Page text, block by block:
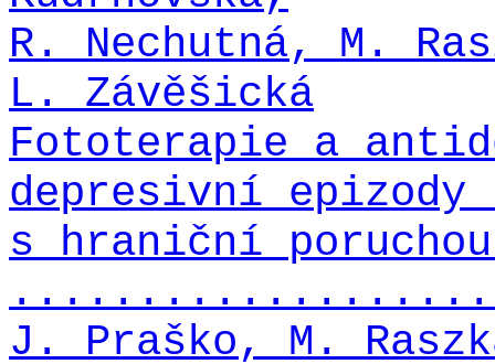
R. Nechutná, M.
L. Závěšická
Fototerapie a
depresivní epizody
s hraniční
J. Praško, M.